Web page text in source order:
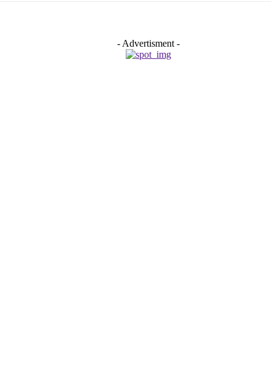
- Advertisment -